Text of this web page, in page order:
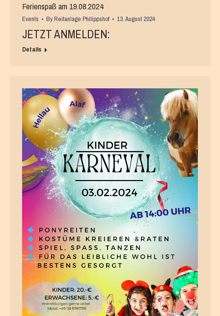
Ferienspaß am 19.08.2024
Events ByReitanlage Philippshof 13. August 2024
JETZT ANMELDEN:
Details